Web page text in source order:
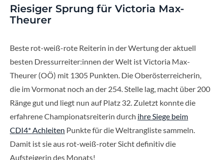
Riesiger Sprung für Victoria Max-
Theurer
Beste rot-weiß-rote Reiterin in der Wertung der aktuell
besten Dressurreiter:innen der Welt ist Victoria Max-
Theurer (OÖ) mit 1305 Punkten. Die Oberösterreicherin,
die im Vormonat noch an der 254. Stelle lag, macht über 200
Ränge gut und liegt nun auf Platz 32. Zuletzt konnte die
erfahrene Championatsreiterin durch ihre Siege beim
CDI4* Achleiten Punkte für die Weltrangliste sammeln.
Damit ist sie aus rot-weiß-roter Sicht definitiv die
Aufsteigerin des Monats!